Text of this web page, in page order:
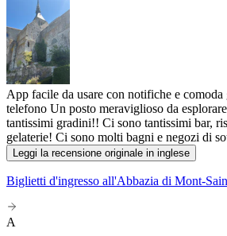
App facile da usare con notifiche e
telefono Un posto meraviglioso da
tantissimi gradini!! Ci sono tantissimi bar,
gelaterie! Ci sono molti bagni e negozi di
Leggi la recensione originale in inglese
Biglietti d'ingresso all'Abbazia di Mont-
A